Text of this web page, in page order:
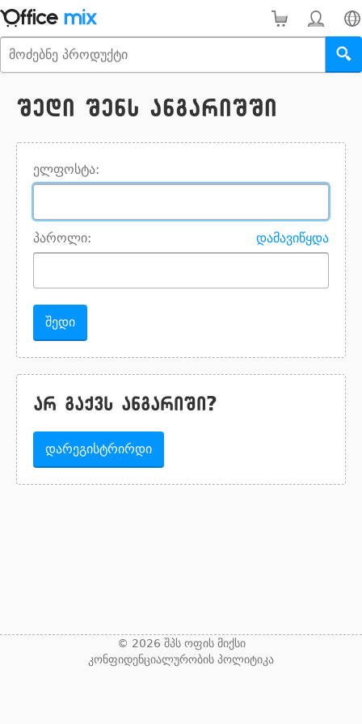
შედი შენს ანგარიშში
ელფოსტა:
დამავიწყდა
პაროლი:
შედი
არ გაქვს ანგარიში?
დარეგისტრირდი
© 2026 შპს ოფის მიქსი
კონფიდენციალურობის პოლიტიკა